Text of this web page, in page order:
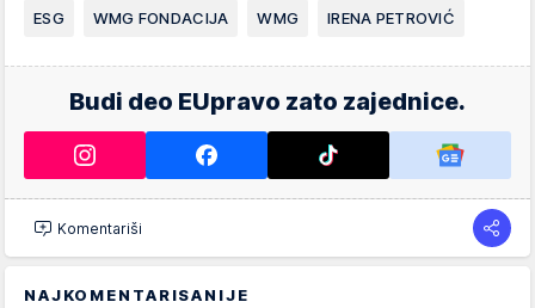
ESG WMG FONDACIJA WMG IRENA PETROVIĆ
Budi deo EUpravo zato zajednice.
Komentariši
NAJKOMENTARISANIJE